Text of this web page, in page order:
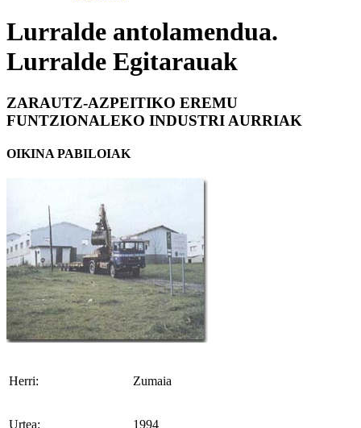
Lurralde antolamendua.
Lurralde Egitarauak
ZARAUTZ-AZPEITIKO EREMU
FUNTZIONALEKO INDUSTRI AURRIAK
OIKINA PABILOIAK
Herri: Zumaia
Urtea: 1994